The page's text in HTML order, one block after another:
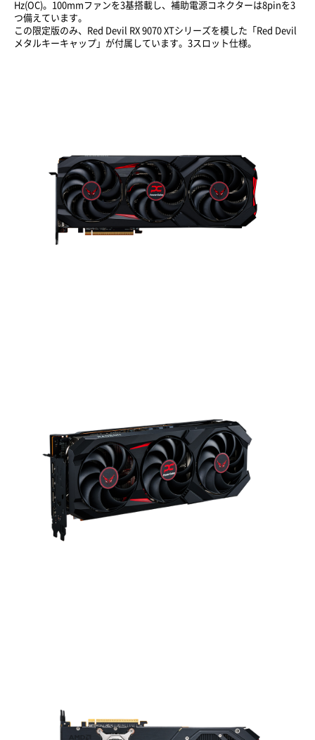
Hz(OC)。100mmファンを3基搭載し、補助電源コネクターは8pinを3
つ備えています。
この限定版のみ、Red Devil RX 9070 XTシリーズを模した「Red Devil
メタルキーキャップ」が付属しています。3スロット仕様。